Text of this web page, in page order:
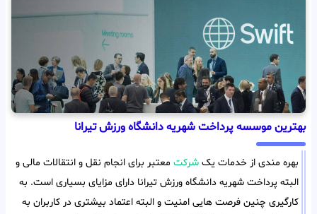
بهترین موسسه پرداخت شهریه دانشگاه ورزش تیرانا
بهره مندی از خدمات یک شرکت معتبر برای انجام نقل و انتقالات مالی و
البته پرداخت شهریه دانشگاه ورزش تیرانا دارای مزایای بسیاری است. به
کارگیری چنین فرصت هایی امنیت و البته اعتماد بیشتری در کاربران به